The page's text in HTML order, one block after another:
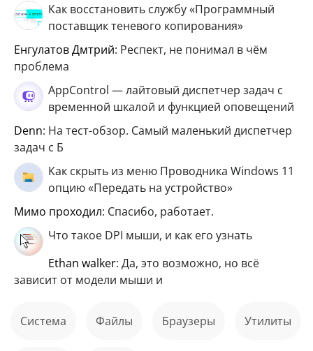
Как восстановить службу «Программный
поставщик теневого копирования»
Енгулатов Дмтрий: Респект, не понимал в чём
проблема
AppControl — лайтовый диспетчер задач с
временной шкалой и функцией оповещений
Denn: На тест-обзор. Самый маленький диспетчер
задач с Б
Как скрыть из меню Проводника Windows 11
опцию «Передать на устройство»
мимо проходил: Спасибо, работает.
Что такое DPI мыши, и как его узнать
ethan walker: Да, это возможно, но всё
зависит от модели мыши и
Система файлы Браузеры Утилиты